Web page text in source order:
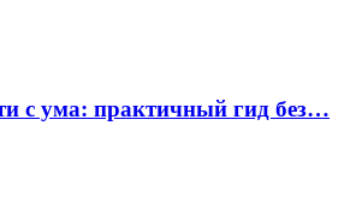
с ума: практичный гид без…